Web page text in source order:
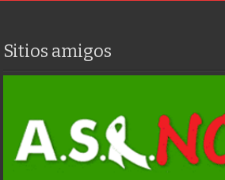
Sitios amigos